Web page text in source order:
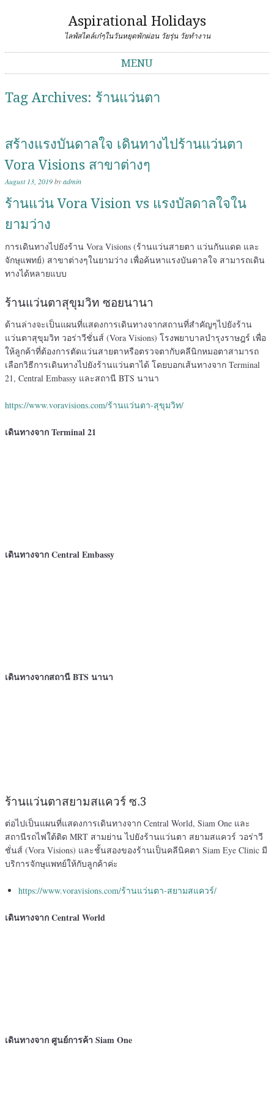
Aspirational Holidays
ไลฟ์สไตล์เก๋ๆในวันหยุดพักผ่อน วัยรุ่น วัยทำงาน
MENU
Tag Archives: ร้านแว่นตา
สร้างแรงบันดาลใจ เดินทางไปร้านแว่นตา
Vora Visions สาขาต่างๆ
August 13, 2019byadmin
ร้านแว่น Vora Vision vs แรงบัลดาลใจใน
ยามว่าง
การเดินทางไปยังร้าน Vora Visions (ร้านแว่นสายตา แว่นกันแดด และ
จักษุแพทย์) สาขาต่างๆในยามว่าง เพื่อค้นหาแรงบันดาลใจ สามารถเดิน
ทางได้หลายแบบ
ร้านแว่นตาสุขุมวิท ซอยนานา
ด้านล่างจะเป็นแผนที่แสดงการเดินทางจากสถานที่สำคัญๆไปยังร้าน
แว่นตาสุขุมวิท วอร่าวีชั่นส์ (Vora Visions) โรงพยาบาลบํารุงราษฎร์ เพื่อ
ให้ลูกค้าที่ต้องการตัดแว่นสายตาหรือตรวจตากับคลีนิกหมอตาสามารถ
เลือกวิธีการเดินทางไปยังร้านแว่นตาได้ โดยบอกเส้นทางจาก Terminal
21, Central Embassy และสถานี BTS นานา
https://www.voravisions.com/ร้านแว่นตา-สุขุมวิท/
เดินทางจาก Terminal 21
เดินทางจาก Central Embassy
เดินทางจากสถานี BTS นานา
ร้านแว่นตาสยามสแควร์ ซ.3
ต่อไปเป็นแผนที่แสดงการเดินทางจาก Central World, Siam One และ
สถานีรถไฟใต้ติด MRT สามย่าน ไปยังร้านแว่นตา สยามสแควร์ วอร่าวี
ชั่นส์ (Vora Visions) และชั้นสองของร้านเป็นคลีนิคตา Siam Eye Clinic มี
บริการจักษุแพทย์ให้กับลูกค้าค่ะ
https://www.voravisions.com/ร้านแว่นตา-สยามสแควร์/
เดินทางจาก Central World
เดินทางจาก ศูนย์การค้า Siam One